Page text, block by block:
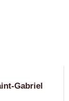
Gabriel